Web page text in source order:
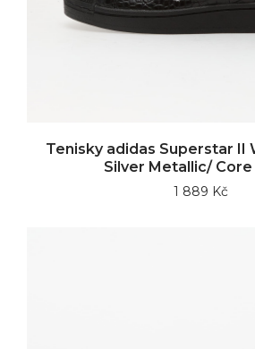
Tenisky adidas Superstar II
Silver Metallic/
1 889 Kč